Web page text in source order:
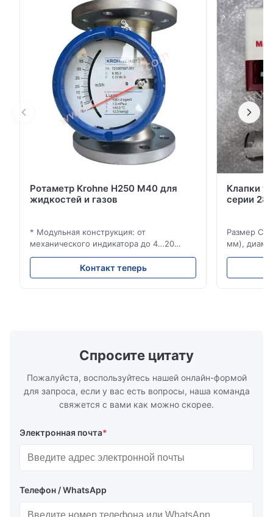
Ротаметр Krohne H250 M40 для
жидкостей и газов
* Модульная конструкция: от
механического индикатора до 4…20
мА/HART®7, FF, Profibus-PA и
суммирующий счетчик * Любое
монтажное положение: вертикальное,
Контакт теперь
Клапки
серии
Размер
мм),
(15–20 мм)
ANSI
Спросите цитату
Пожалуйста, воспользуйтесь нашей онлайн-формой
для запроса, если у вас есть вопросы, наша команда
свяжется с вами как можно скорее.
Электронная почта*
Телефон / WhatsApp